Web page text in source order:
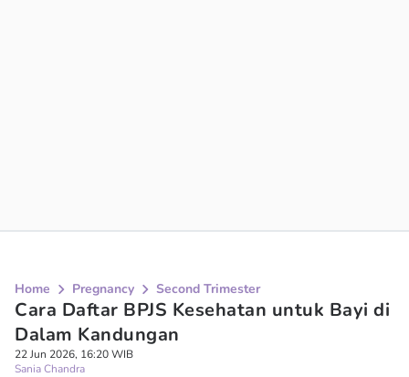
Home Pregnancy Second Trimester
Cara Daftar BPJS Kesehatan untuk Bayi di
Dalam Kandungan
22 Jun 2026, 16:20 WIB
Sania Chandra